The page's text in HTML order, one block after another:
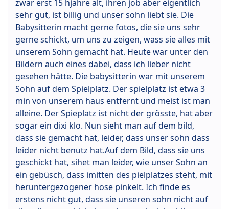
zwar erst 15 hjahre alt, ihren job aber eigentlich
sehr gut, ist billig und unser sohn liebt sie. Die
Babysitterin macht gerne fotos, die sie uns sehr
gerne schickt, um uns zu zeigen, wass sie alles mit
unserem Sohn gemacht hat. Heute war unter den
Bildern auch eines dabei, dass ich lieber nicht
gesehen hätte. Die babysitterin war mit unserem
Sohn auf dem Spielplatz. Der spielplatz ist etwa 3
min von unserem haus entfernt und meist ist man
alleine. Der Spieplatz ist nicht der grösste, hat aber
sogar ein dixi klo. Nun sieht man auf dem bild,
dass sie gemacht hat, leider, dass unser sohn dass
leider nicht benutz hat.Auf dem Bild, dass sie uns
geschickt hat, sihet man leider, wie unser Sohn an
ein gebüsch, dass imitten des pielplatzes steht, mit
heruntergezogener hose pinkelt. Ich finde es
erstens nicht gut, dass sie unseren sohn nicht auf